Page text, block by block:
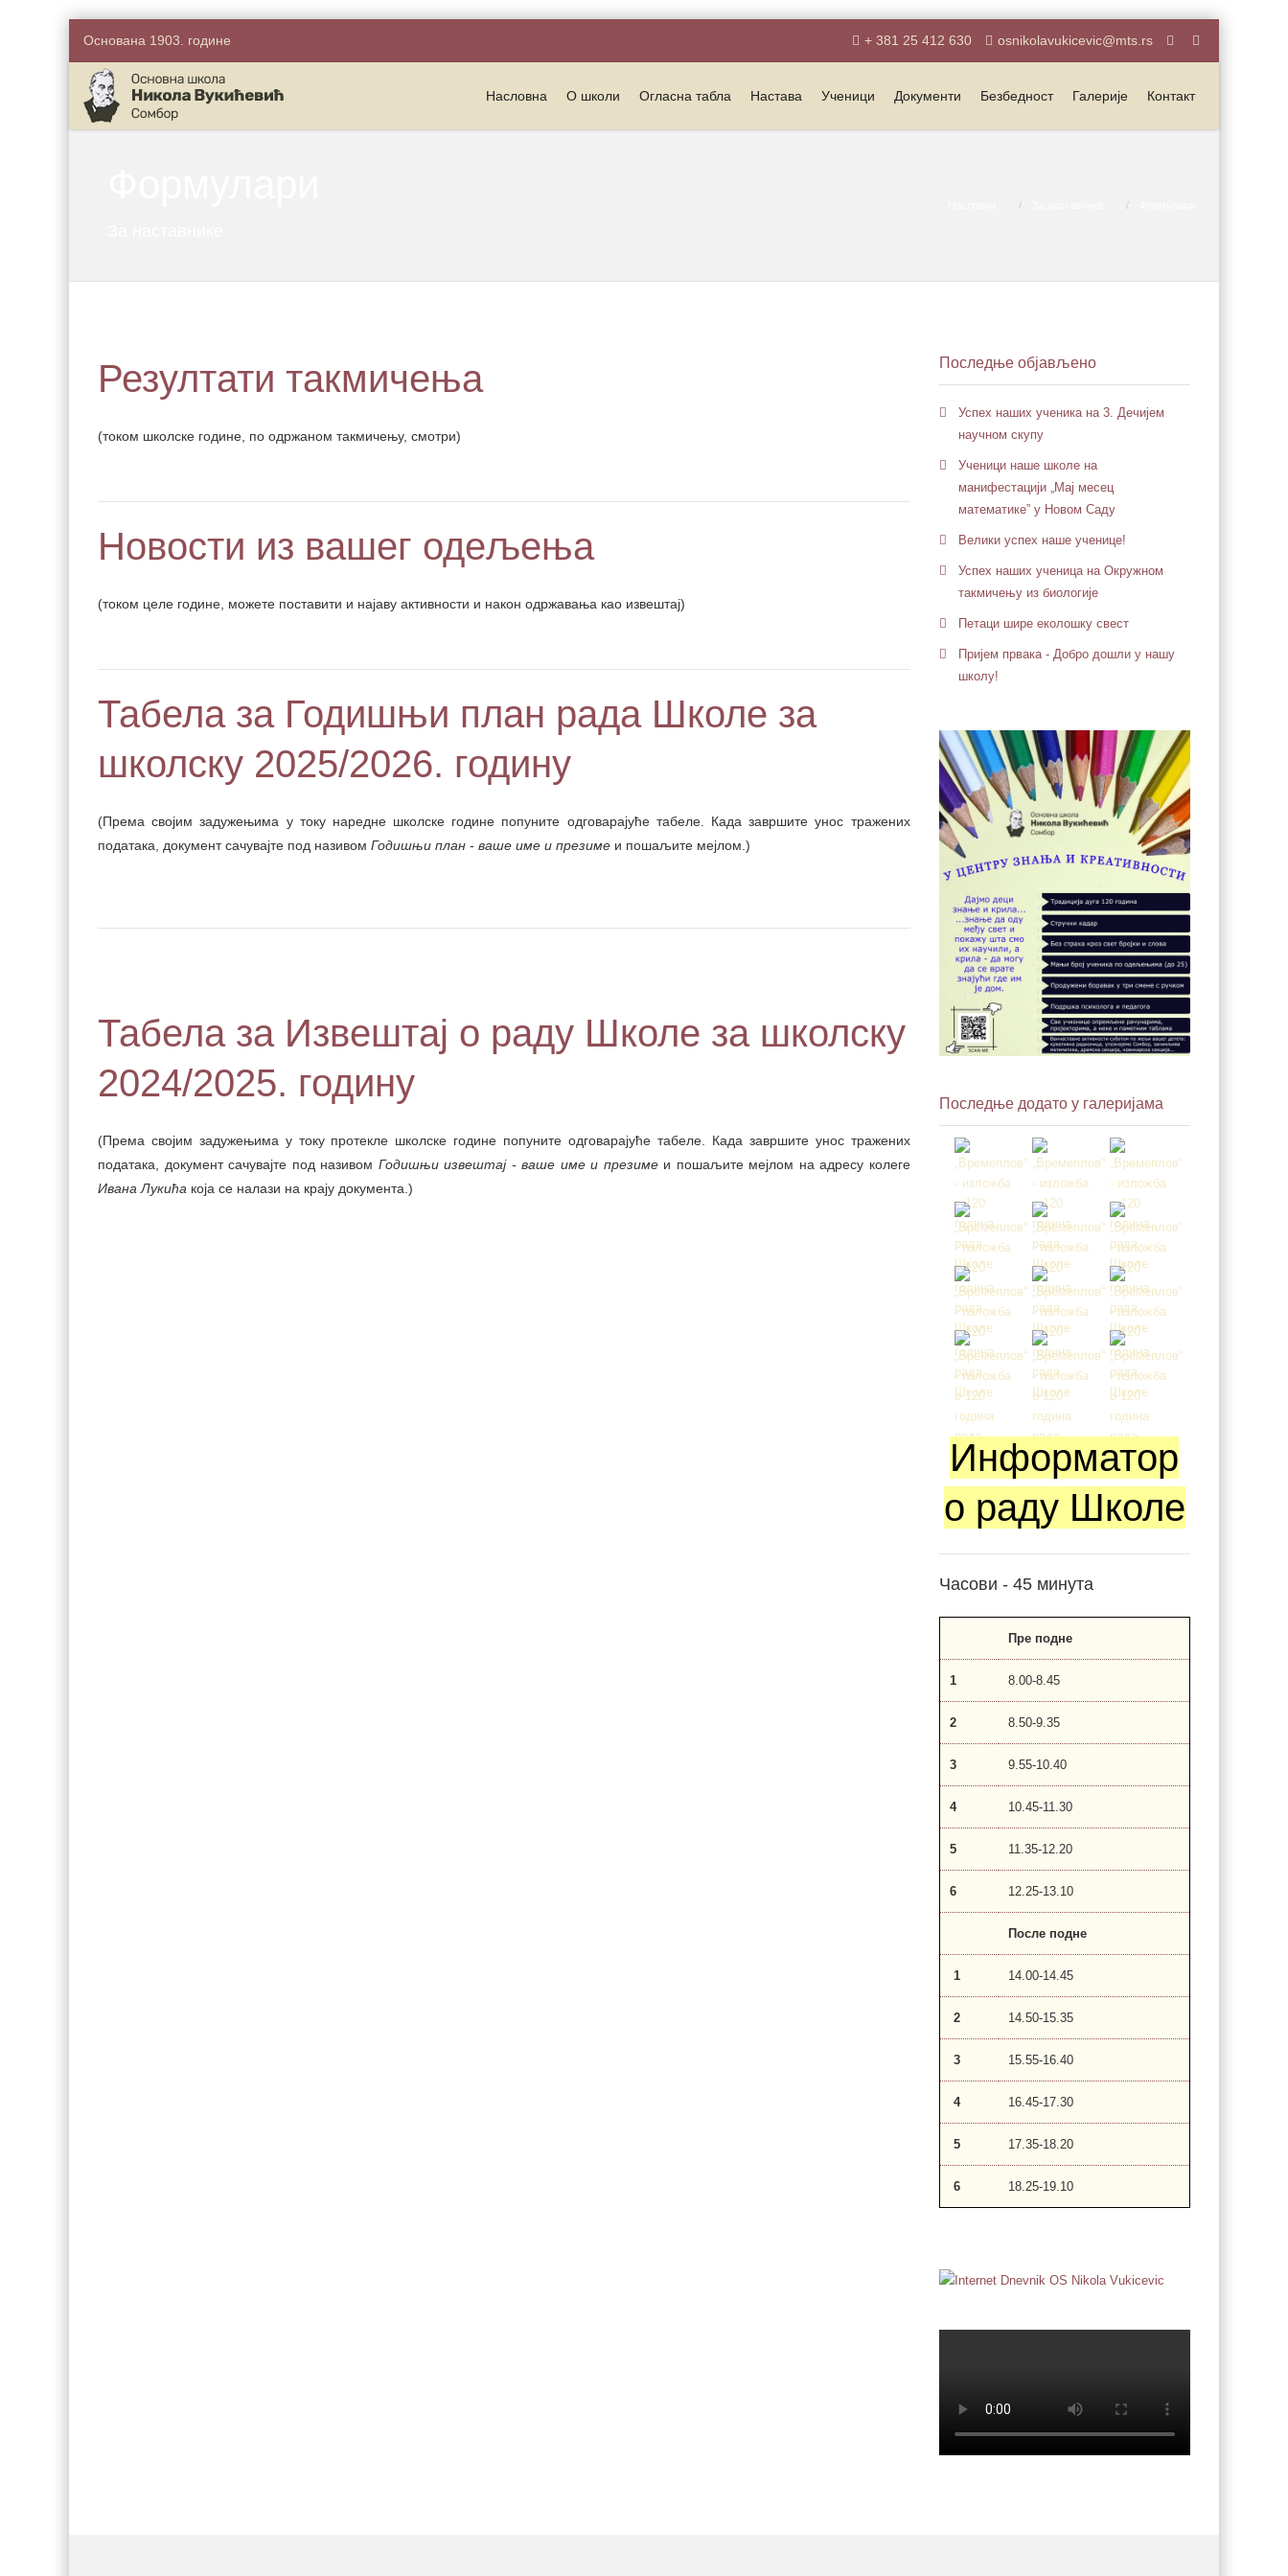
Основана 1903. године + 381 25 412 630 osnikolavukicevic@mts.rs
Насловна О школи Огласна табла Настава Ученици Документи Безбедност Галерије Контакт
Резултати такмичења
(током школске године, по одржаном такмичењу, смотри)
Новости из вашег одељења
(током целе године, можете поставити и најаву активности и након одржавања као извештај)
Табела за Годишњи план рада Школе за
школску 2025/2026. годину
(Према својим задужењима у току наредне школске године попуните одговарајуће табеле. Када завршите унос тражених
података, документ сачувајте под називом Годишњи план - ваше име и презиме и пошаљите мејлом.)
Табела за Извештај о раду Школе за школску
2024/2025. годину
(Према својим задужењима у току протекле школске године попуните одговарајуће табеле. Када завршите унос тражених
података, документ сачувајте под називом Годишњи извештај - ваше име и презимеи пошаљите мејлом на адресу колеге
Ивана Лукића која се налази на крају документа.)
Последње објављено
Успех наших ученика на 3. Дечијем
научном скупу
Ученици наше школе на
манифестацији „Мај месец
математике” у Новом Саду
Велики успех наше ученице!
Успех наших ученица на Окружном
такмичењу из биологије
Петaци шире еколошку свест
Пријем првака - Добро дошли у нашу
школу!
Последње додато у галеријама
Информатор
о раду Школе
Часови - 45 минута
Пре подне
1 8.00-8.45
2 8.50-9.35
3 9.55-10.40
4 10.45-11.30
5 11.35-12.20
6 12.25-13.10
После подне
1 14.00-14.45
2 14.50-15.35
3 15.55-16.40
4 16.45-17.30
5 17.35-18.20
6 18.25-19.10